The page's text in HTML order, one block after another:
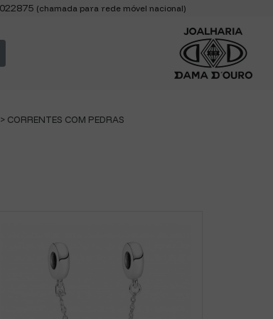
(chamada para rede móvel nacional)
> CORRENTES COM PEDRAS